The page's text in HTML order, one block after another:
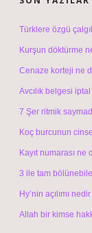
Türklere özgü
Kurşun döktürme
Cenaze korteji ne
Avcılık belgesi
7 Şer ritmik
Koç burcunun
Kayıt numarası ne
3 ile tam
Hy’nin açılımı
Allah bir kimse